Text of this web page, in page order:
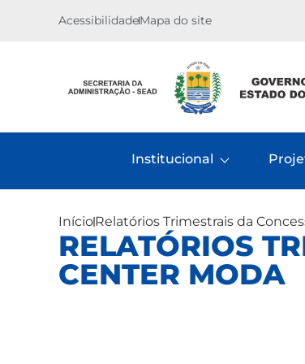
AcessibilidadeMapa do site
Institucional
InícioRelatórios Trimestrais da
RELATÓRIOS
CENTER MODA